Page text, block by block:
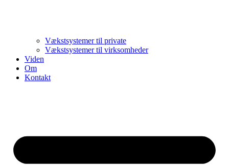
Vækstsystemer til private
Vækstsystemer til virksomheder
Viden
Om
Kontakt